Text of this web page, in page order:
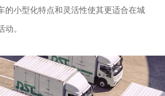
的小型化特点和灵活性使其更适合在城
动。